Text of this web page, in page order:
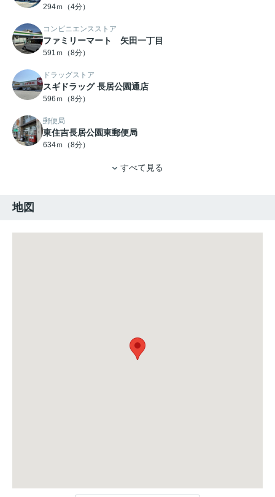
294ｍ（4分）
コンビニエンスストア
ファミリーマート 矢田一丁目
591ｍ（8分）
ドラッグストア
スギドラッグ 長居公園通店
596ｍ（8分）
郵便局
東住吉長居公園東郵便局
634ｍ（8分）
すべて見る
地図